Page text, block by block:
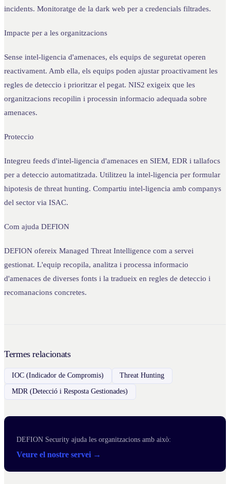
incidents. Monitoratge de la dark web per a credencials filtrades.
Impacte per a les organitzacions
Sense intel-ligencia d'amenaces, els equips de seguretat operen
reactivament. Amb ella, els equips poden ajustar proactivament les
regles de deteccio i prioritzar el pegat. NIS2 exigeix que les
organitzacions recopilin i processin informacio adequada sobre
amenaces.
Proteccio
Integreu feeds d'intel-ligencia d'amenaces en SIEM, EDR i tallafocs
per a deteccio automatitzada. Utilitzeu la intel-ligencia per formular
hipotesis de threat hunting. Compartiu intel-ligencia amb companys
del sector via ISAC.
Com ajuda DEFION
DEFION ofereix Managed Threat Intelligence com a servei
gestionat. L'equip recopila, analitza i processa informacio
d'amenaces de diverses fonts i la tradueix en regles de deteccio i
recomanacions concretes.
Termes relacionats
IOC (Indicador de Compromis) Threat Hunting
MDR (Detecció i Resposta Gestionades)
DEFION Security ajuda les organitzacions amb això:
Veure el nostre servei →